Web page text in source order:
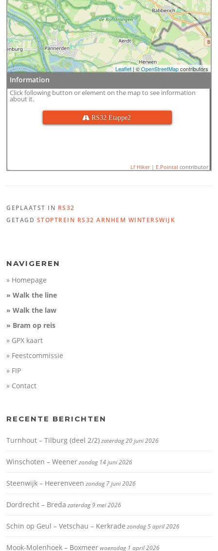
Leaflet| ©OpenStreetMapcontributors
 RS32 Etappe2
Distance:10,3 km
Information
Click following button or element on the map to see information
about it.
Lf Hiker| E.Pointal contributor
GEPLAATST IN RS32
GETAGD STOPTREIN RS32 ARNHEM WINTERSWIJK
NAVIGEREN
» Homepage
» Walk the line
» Walk the law
» Bram op reis
» GPX kaart
» Feestcommissie
» FIP
» Contact
RECENTE BERICHTEN
Turnhout – Tilburg (deel 2/2)zaterdag 20 juni 2026
Winschoten – Weenerzondag 14 juni 2026
Steenwijk – Heerenveen zondag 7 juni 2026
Dordrecht – Breda zaterdag 9 mei 2026
Schin op Geul – Vetschau – Kerkrade zondag 5 april 2026
Mook-Molenhoek – Boxmeerwoensdag 1 april 2026